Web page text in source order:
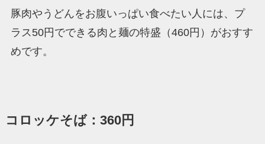
豚肉やうどんをお腹いっぱい食べたい人には、プ
ラス50円でできる肉と麺の特盛（460円）がおすす
めです。
コロッケそば：360円